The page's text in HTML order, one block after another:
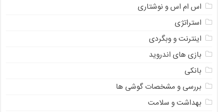
اس ام اس و نوشتاری
استراتژی
اینترنت و وبگردی
بازی های اندروید
بانکی
بررسی و مشخصات گوشی ها
بهداشت و سلامت